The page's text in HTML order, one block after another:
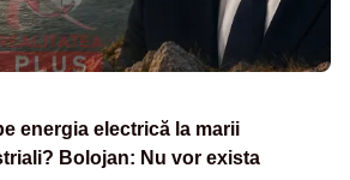
energia electrică la marii
Bolojan: Nu vor exista